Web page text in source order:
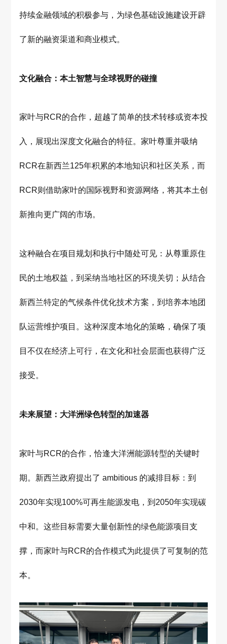
持续金融领域的积极参与，为绿色基础设施建设开辟
了新的融资渠道和商业模式。
文化融合：本土智慧与全球视野的碰撞
家叶与RCR的合作，超越了简单的技术转移或资本投
入，展现出深度文化融合的特征。家叶尊重并吸纳
RCR在新西兰125年积累的本地知识和社区关系，而
RCR则借助家叶的国际视野和资源网络，将其本土创
新推向更广阔的市场。
这种融合在项目规划和执行中随处可见：从尊重原住
民的土地权益，到采纳当地社区的环境关切；从结合
新西兰特定的气候条件优化技术方案，到培养本地团
队运营维护项目。这种深度本地化的策略，确保了项
目不仅在经济上可行，在文化和社会层面也获得广泛
接受。
未来展望：大洋洲绿色转型的加速器
家叶与RCR的合作，恰逢大洋洲能源转型的关键时
期。新西兰政府提出了 ambitious 的减排目标：到
2030年实现100%可再生能源发电，到2050年实现碳
中和。这些目标需要大量创新性的绿色能源项目支
撑，而家叶与RCR的合作模式为此提供了可复制的范
本。